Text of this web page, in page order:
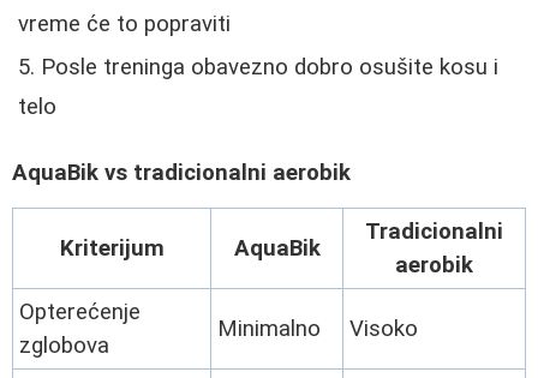
vreme će to popraviti
Posle treninga obavezno dobro osušite kosu i
telo
AquaBik vs tradicionalni aerobik
Kriterijum AquaBik
Tradicionalni
aerobik
Opterećenje
zglobova
Minimalno Visoko